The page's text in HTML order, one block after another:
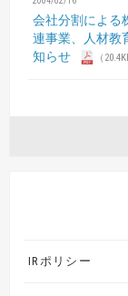
IRポリシー
会社分割による
連事業、人材教
知らせ
（